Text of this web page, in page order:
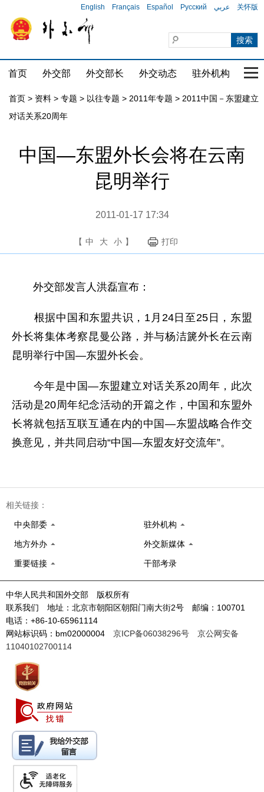
English Français Español Русский عربي 关怀版
首页 外交部 外交部长 外交动态 驻外机构 国
首页 > 资料 > 专题 > 以往专题 > 2011年专题 > 2011中国－东盟建立
对话关系20周年
中国—东盟外长会将在云南
昆明举行
2011-01-17 17:34
【 中 大 小 】 打印
外交部发言人洪磊宣布：
根据中国和东盟共识，1月24日至25日，东盟
外长将集体考察昆曼公路，并与杨洁篪外长在云南
昆明举行中国—东盟外长会。
今年是中国—东盟建立对话关系20周年，此次
活动是20周年纪念活动的开篇之作，中国和东盟外
长将就包括互联互通在内的中国—东盟战略合作交
换意见，并共同启动“中国—东盟友好交流年”。
相关链接：
中央部委 驻外机构
地方外办 外交新媒体
重要链接 干部考录
中华人民共和国外交部 版权所有
联系我们 地址：北京市朝阳区朝阳门南大街2号 邮编：100701
电话：+86-10-65961114
网站标识码：bm02000004 京ICP备06038296号
京公网安备
11040102700114